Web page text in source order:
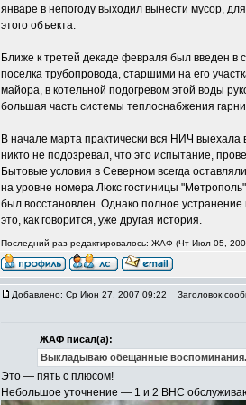
январе в непогоду выходил вынести мусор,
этого объекта.
Ближе к третей декаде февраля был введен в
поселка трубопровода, старшими на его
майора, в котельной подогревом этой воды
большая часть системы теплоснабжения
В начале марта практически вся НИЧ
никто не подозревал, что это испытание,
Бытовые условия в Северном всегда
на уровне номера Люкс гостиницы
был восстановлен. Однако полное
это, как говорится, уже другая история.
Последний раз редактировалось: ЖАФ (Чт Июл 05,
Добавлено: Ср Июн 27, 2007 09:22 Заголовок
ЖАФ писал(а):
Выкладываю обещанные воспоминания.
Это — пять с плюсом!
Небольшое уточнение — 1 и 2 ВНС